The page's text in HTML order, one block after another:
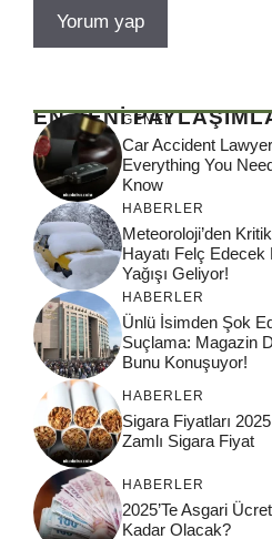
EN YENİGENEL
Car Accident
Everything You
Know
HABERLER
Meteoroloji’den
Hayatı Felç Edecek
Yağışı Geliyor!
HABERLER
Ünlü İsimden Şok
Suçlama: Magazin
Bunu Konuşuyor!
HABERLER
Sigara Fiyatları
Zamlı Sigara Fiyat
HABERLER
2025’Te Asgari
Kadar Olacak?